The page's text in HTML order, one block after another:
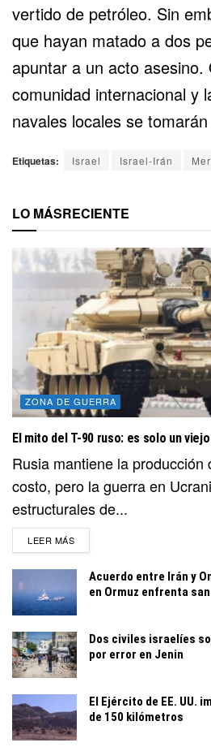
vertido de petróleo. Sin
que hayan matado a dos
apuntar a un acto
comunidad internacional y
navales locales se
Etiquetas: Israel Israel-Irán
LO MÁSRECIENTE
ZONA DE GUERRA
El mito del T-90 ruso: es solo un
Rusia mantiene la producción
costo, pero la guerra en
estructurales de...
LEER MÁSDETAILS
Acuerdo entre Irán y
en Ormuz enfrenta
Dos civiles israelíes
por error en Jenin
El Ejército de EE. UU.
de 150 kilómetros